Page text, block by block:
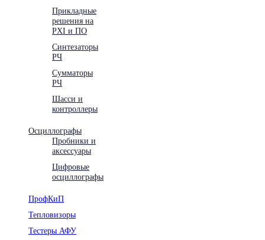
Прикладные
решения на
PXI и ПО
Синтезаторы
РЧ
Сумматоры
РЧ
Шасси и
контроллеры
Осциллографы
Пробники и
аксессуары
Цифровые
осциллографы
ПрофКиП
Тепловизоры
Тестеры АФУ